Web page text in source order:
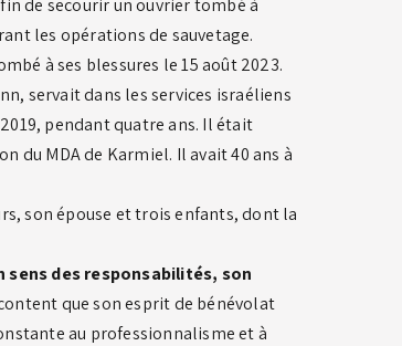
de secourir un ouvrier tombé à
les opérations de sauvetage.
à ses blessures le 15 août 2023.
servait dans les services israéliens
pendant quatre ans. Il était
du MDA de Karmiel. Il avait 40 ans à
son épouse et trois enfants, dont la
des responsabilités, son
que son esprit de bénévolat
au professionnalisme et à